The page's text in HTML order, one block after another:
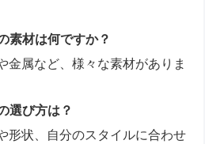
素材は何ですか？
金属など、様々な素材がありま
選び方は？
形状、自分のスタイルに合わせ